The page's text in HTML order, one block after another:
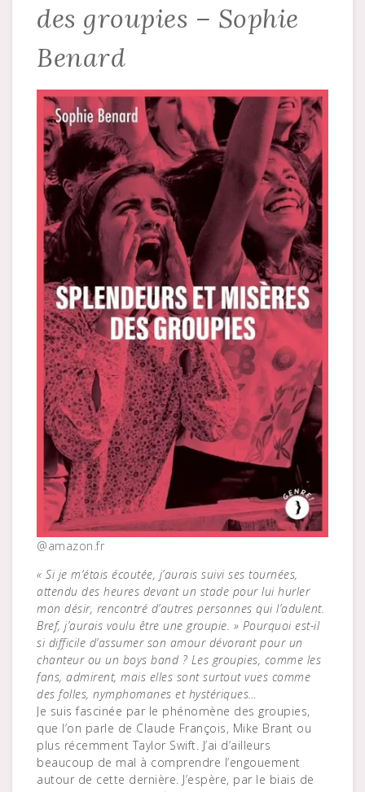
des groupies – Sophie
Benard
@amazon.fr
« Si je m’étais écoutée, j’aurais suivi ses tournées,
attendu des heures devant un stade pour lui hurler
mon désir, rencontré d’autres personnes qui l’adulent.
Bref, j’aurais voulu être une groupie. » Pourquoi est-il
si difficile d’assumer son amour dévorant pour un
chanteur ou un boys band ? Les groupies, comme les
fans, admirent, mais elles sont surtout vues comme
des folles, nymphomanes et hystériques…
Je suis fascinée par le phénomène des groupies,
que l’on parle de Claude François, Mike Brant ou
plus récemment Taylor Swift. J’ai d’ailleurs
beaucoup de mal à comprendre l’engouement
autour de cette dernière. J’espère, par le biais de